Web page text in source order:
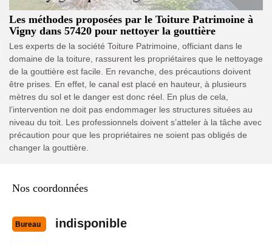
Les méthodes proposées par le Toiture Patrimoine à
Vigny dans 57420 pour nettoyer la gouttière
Les experts de la société Toiture Patrimoine, officiant dans le
domaine de la toiture, rassurent les propriétaires que le nettoyage
de la gouttière est facile. En revanche, des précautions doivent
être prises. En effet, le canal est placé en hauteur, à plusieurs
mètres du sol et le danger est donc réel. En plus de cela,
l’intervention ne doit pas endommager les structures situées au
niveau du toit. Les professionnels doivent s’atteler à la tâche avec
précaution pour que les propriétaires ne soient pas obligés de
changer la gouttière.
Nos coordonnées
Bureau indisponible